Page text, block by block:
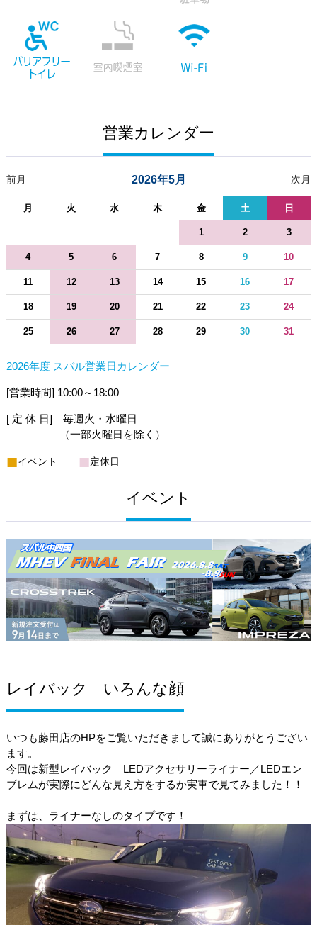
営業カレンダー
前月 2026年5月 次月
月 火 水 木 金 土 日
1 2 3
4 5 6 7 8 9 10
11 12 13 14 15 16 17
18 19 20 21 22 23 24
25 26 27 28 29 30 31
2026年度 スバル営業日カレンダー
[営業時間] 10:00～18:00
[ 定 休 日] 毎週火・水曜日
（一部火曜日を除く）
■イベント ■定休日
イベント
レイバック いろんな顔
いつも藤田店のHPをご覧いただきまして誠にありがとうござい
ます。
今回は新型レイバック LEDアクセサリーライナー／LEDエン
ブレムが実際にどんな見え方をするか実車で見てみました！！
まずは、ライナーなしのタイプです！